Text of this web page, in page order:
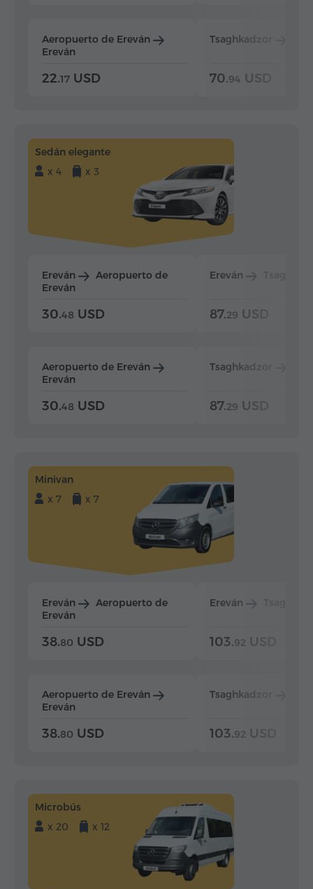
Aeropuerto de Ereván
Ereván
22.17 USD
Tsaghkadzor
70.94 USD
Sedán elegante
x 4
x 3
Ereván
Aeropuerto de
Ereván
30.48 USD
Aeropuerto de Ereván
Ereván
30.48 USD
Ereván
87.29 USD
Tsaghkadzor
87.29 USD
Minivan
x 7
x 7
Ereván
Aeropuerto de
Ereván
38.80 USD
Aeropuerto de Ereván
Ereván
38.80 USD
Ereván
103.92 USD
Tsaghkadzor
103.92 USD
Microbús
x 20
x 12